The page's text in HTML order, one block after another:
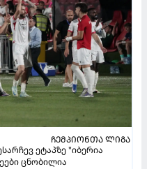
ᲩᲔᲛᲞᲘᲝᲜᲗᲐ ᲚᲘᲒᲐ
ეტაპზე "იბერია
ცნობილია